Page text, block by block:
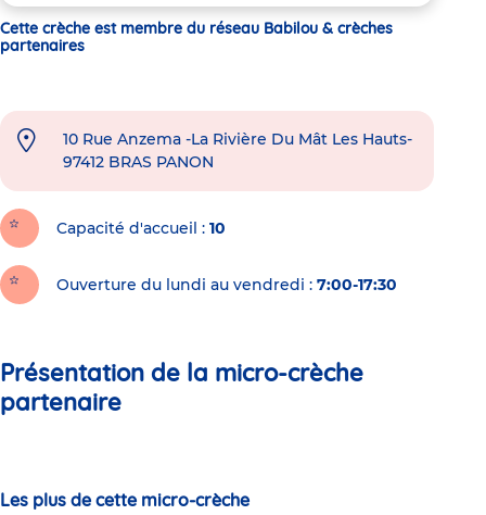
Cette crèche est membre du réseau Babilou & crèches
partenaires
10 Rue Anzema -La Rivière Du Mât Les Hauts-
97412 BRAS PANON
Capacité d'accueil 10
Ouverture du lundi au vendredi : 7:00-17:30
Présentation de la micro-crèche
partenaire
Les plus de cette micro-crèche